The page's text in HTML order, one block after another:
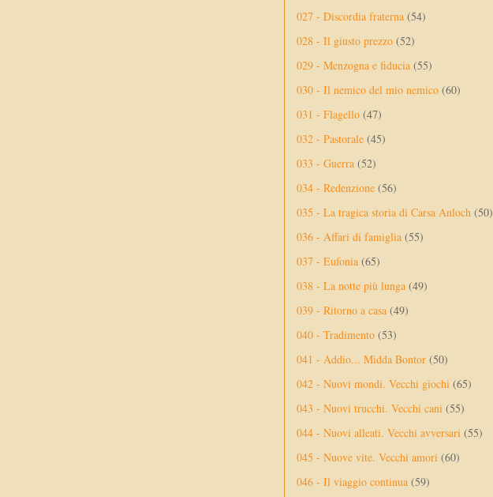
027 - Discordia fraterna (54)
028 - Il giusto prezzo (52)
029 - Menzogna e fiducia (55)
030 - Il nemico del mio nemico (60)
031 - Flagello (47)
032 - Pastorale (45)
033 - Guerra (52)
034 - Redenzione (56)
035 - La tragica storia di Carsa Anloch (50)
036 - Affari di famiglia (55)
037 - Eufonia (65)
038 - La notte più lunga (49)
039 - Ritorno a casa (49)
040 - Tradimento (53)
041 - Addio... Midda Bontor (50)
042 - Nuovi mondi. Vecchi giochi (65)
043 - Nuovi trucchi. Vecchi cani (55)
044 - Nuovi alleati. Vecchi avversari (55)
045 - Nuove vite. Vecchi amori (60)
046 - Il viaggio continua (59)